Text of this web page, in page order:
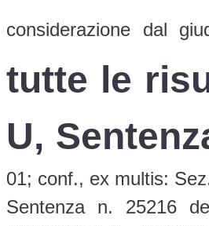
considerazione dal
tutte le
U,
01; conf., ex multis:
Sentenza n. 25216